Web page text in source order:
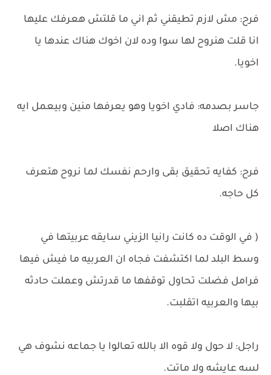
فرح: مش لازم تطيقني ثم اني ما قلتش هعرفك عليها
انا قلت هنروح لها سوا وده لان اخوك هناك عندها يا
اخويا.
جاسر بصدمه: فادي اخويا وهو يعرفها منين وبيعمل ايه
هناك اصلا
فرح: كفايه تحقيق بقى وارحم نفسك لما نروح هتعرف
كل حاجه.
( في الوقت ده كانت رانيا الزيني سايقه عربيتها في
وسط البلد لما اكتشفت فجاه ان العربيه ما فيش فيها
فرامل فضلت تحاول توقفها ما قدرتش وعملت حادثه
بيها والعربيه اتقلبت.
راجل: لا حول ولا قوه الا بالله تعالوا يا جماعه نشوف هي
لسه عايشه ولا ماتت.